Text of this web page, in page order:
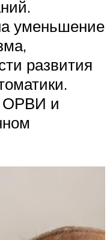
уменьшение
развития
ОРВИ и